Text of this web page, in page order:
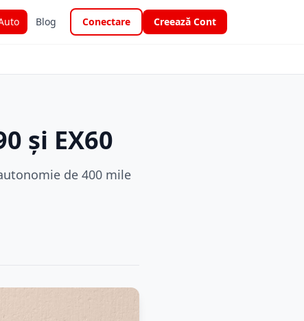
Blog Conectare Creează Cont
și EX60
de 400 mile